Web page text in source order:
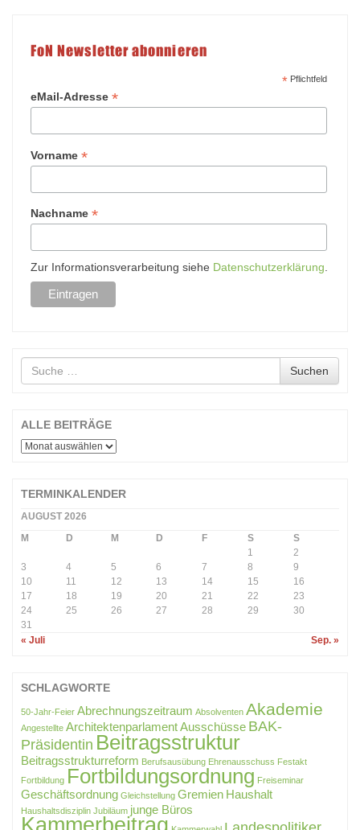
FoN Newsletter abonnieren
*Pflichtfeld
eMail-Adresse *
Vorname *
Nachname *
Zur Informationsverarbeitung siehe Datenschutzerklärung
Suche
nach
Suchen
ALLE BEITRÄGE
ALLE
TERMINKALENDER
AUGUST 2026
M
D M D F S
S
1
2
3
4 5 6 7 8
9
10
11 12 13 14 15
16
17
18 19 20 21 22
23
24
25 26 27 28 29
30
31
« Juli
Sep. »
SCHLAGWORTE
50-Jahr-Feier Abrechnungszeitraum Absolventen Akademie
Angestellte ArchitektenparlamentAusschüsse BAK-
Präsidentin Beitragsstruktur
Beitragsstrukturreform Berufsausübung Ehrenausschuss Festakt
Fortbildung Fortbildungsordnung Freiseminar
Geschäftsordnung Gleichstellung Gremien Haushalt
Haushaltsdisziplin Jubiläum junge Büros
Kammerbeitrag